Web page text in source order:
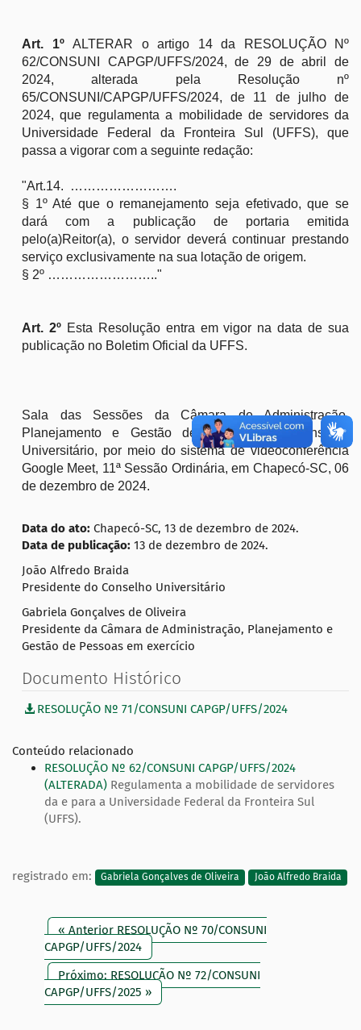
Art. 1ºALTERAR o artigo 14 da RESOLUÇÃO Nº
62/CONSUNI CAPGP/UFFS/2024, de 29 de abril de
2024, alterada pela Resolução nº
65/CONSUNI/CAPGP/UFFS/2024, de 11 de julho de
2024, que regulamenta a mobilidade de servidores da
Universidade Federal da Fronteira Sul (UFFS), que
passa a vigorar com a seguinte redação:
"Art.14. …………………….
§ 1º Até que o remanejamento seja efetivado, que se
dará com a publicação de portaria emitida
pelo(a)Reitor(a), o servidor deverá continuar prestando
serviço exclusivamente na sua lotação de origem.
§ 2º …………………….."
Art. 2ºEsta Resolução entra em vigor na data de sua
publicação no Boletim Oficial da UFFS.
Sala das Sessões da Câmara de Administração,
Planejamento e Gestão de Pessoas do Conselho
Universitário, por meio do sistema de videoconferência
Google Meet, 11ª Sessão Ordinária, em Chapecó-SC, 06
de dezembro de 2024.
Data do ato: Chapecó-SC, 13 de dezembro de 2024.
Data de publicação: 13 de dezembro de 2024.
João Alfredo Braida
Presidente do Conselho Universitário
Gabriela Gonçalves de Oliveira
Presidente da Câmara de Administração, Planejamento e
Gestão de Pessoas em exercício
Documento Histórico
RESOLUÇÃO Nº 71/CONSUNI CAPGP/UFFS/2024
Conteúdo relacionado
RESOLUÇÃO Nº 62/CONSUNI CAPGP/UFFS/2024
(ALTERADA) Regulamenta a mobilidade de servidores
da e para a Universidade Federal da Fronteira Sul
(UFFS).
registrado em: Gabriela Gonçalves de Oliveira João Alfredo Braida
« Anterior RESOLUÇÃO Nº 70/CONSUNI
CAPGP/UFFS/2024
Próximo: RESOLUÇÃO Nº 72/CONSUNI
CAPGP/UFFS/2025 »